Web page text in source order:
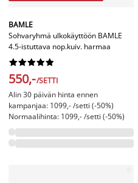
BAMLE
Sohvaryhmä ulkokäyttöön BAMLE
4.5-istuttava nop.kuiv. harmaa






550,-/SETTI
Alin 30 päivän hinta ennen
kampanjaa: 1099,- /setti (-50%)
Normaalihinta: 1099,- /setti (-50%)